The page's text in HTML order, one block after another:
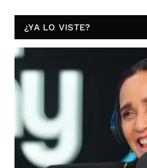
¿YA LO VISTE?